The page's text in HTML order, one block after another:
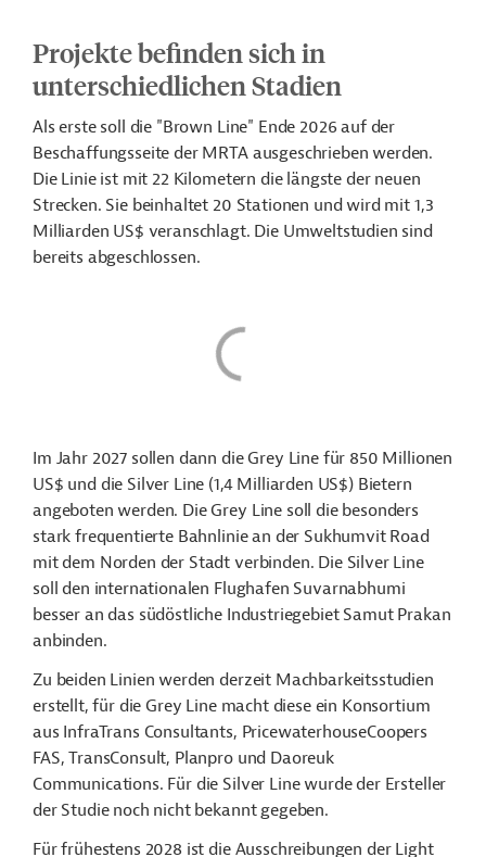
Projekte befinden sich in
unterschiedlichen Stadien
Als erste soll die "Brown Line" Ende 2026 auf der
Beschaffungsseite der MRTA ausgeschrieben werden.
Die Linie ist mit 22 Kilometern die längste der neuen
Strecken. Sie beinhaltet 20 Stationen und wird mit 1,3
Milliarden US$ veranschlagt. Die Umweltstudien sind
bereits abgeschlossen.
Im Jahr 2027 sollen dann die Grey Line für 850 Millionen
US$ und die Silver Line (1,4 Milliarden US$) Bietern
angeboten werden. Die Grey Line soll die besonders
stark frequentierte Bahnlinie an der Sukhumvit Road
mit dem Norden der Stadt verbinden. Die Silver Line
soll den internationalen Flughafen Suvarnabhumi
besser an das südöstliche Industriegebiet Samut Prakan
anbinden.
Zu beiden Linien werden derzeit Machbarkeitsstudien
erstellt, für die Grey Line macht diese ein Konsortium
aus InfraTrans Consultants, PricewaterhouseCoopers
FAS, TransConsult, Planpro und Daoreuk
Communications. Für die Silver Line wurde der Ersteller
der Studie noch nicht bekannt gegeben.
Für frühestens 2028 ist die Ausschreibungen der Light